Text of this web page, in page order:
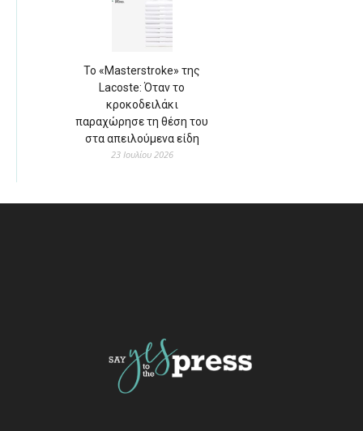
Το «Masterstroke» της
Lacoste: Όταν το
κροκοδειλάκι
παραχώρησε τη θέση του
στα απειλούμενα είδη
23 Ιουλίου 2026